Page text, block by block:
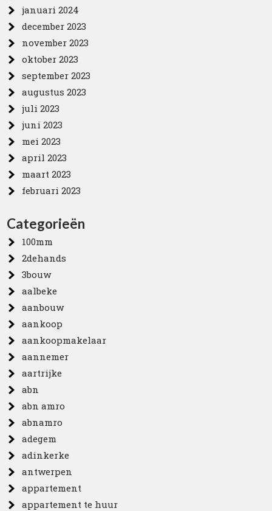
januari 2024
december 2023
november 2023
oktober 2023
september 2023
augustus 2023
juli 2023
juni 2023
mei 2023
april 2023
maart 2023
februari 2023
Categorieën
100mm
2dehands
3bouw
aalbeke
aanbouw
aankoop
aankoopmakelaar
aannemer
aartrijke
abn
abn amro
abnamro
adegem
adinkerke
antwerpen
appartement
appartement te huur